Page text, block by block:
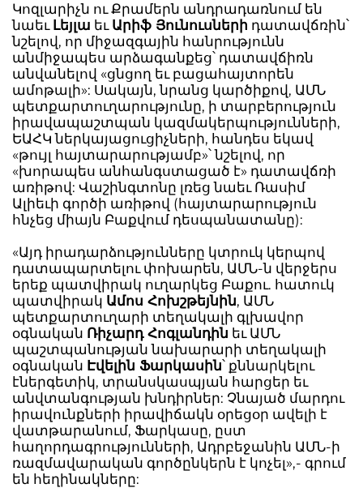
Կոզլարիչն ու Քրամերն անդրադառնում են
նաեւ Լեյլա եւ Արիֆ Յունուսների դատավճռին՝
նշելով, որ միջազգային հանրությունն
անմիջապես արձագանքեց՝ դատավճիռն
անվանելով «ցնցող եւ բացահայտորեն
ամոթալի»: Սակայն, նրանց կարծիքով, ԱՄՆ
պետքարտուղարությունը, ի տարբերություն
իրավապաշտպան կազմակերպությունների,
ԵԱՀԿ ներկայացուցիչների, հանդես եկավ
«թույլ հայտարարությամբ»՝ նշելով, որ
«խորապես անհանգստացած է» դատավճռի
առիթով: Վաշինգտոնը լռեց նաեւ Ռասիմ
Ալիեւի գործի առիթով (հայտարարություն
հնչեց միայն Բաքվում դեսպանատանը):
«Այդ իրադարձությունները կտրուկ կերպով
դատապարտելու փոխարեն, ԱՄՆ-ն վերջերս
երեք պատվիրակ ուղարկեց Բաքու. հատուկ
պատվիրակ Ամոս Հոխշթեյնին, ԱՄՆ
պետքարտուղարի տեղակալի գլխավոր
օգնական Ռիչարդ Հոգլանդին եւ ԱՄՆ
պաշտպանության նախարարի տեղակալի
օգնական Էվելին Ֆարկասին՝ քննարկելու
էներգետիկ, տրանսկասպյան հարցեր եւ
անվտանգության խնդիրներ: Չնայած մարդու
իրավունքների իրավիճակն օրեցօր ավելի է
վատթարանում, Ֆարկասը, ըստ
հաղորդագրությունների, Ադրբեջանին ԱՄՆ-ի
ռազմավարական գործընկերն է կոչել»,- գրում
են հեղինակները: